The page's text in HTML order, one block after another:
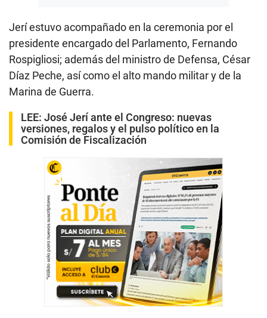
Jerí estuvo acompañado en la ceremonia por el
presidente encargado del Parlamento, Fernando
Rospigliosi; además del ministro de Defensa, César
Díaz Peche, así como el alto mando militar y de la
Marina de Guerra.
LEE: José Jerí ante el Congreso: nuevas
versiones, regalos y el pulso político en la
Comisión de Fiscalización